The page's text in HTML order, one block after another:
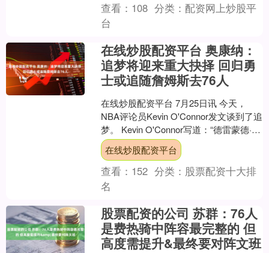
查看： 108 分类： 配资网上炒股平
台
在线炒股配资平台 奥康纳：
追梦将迎来重大抉择 回归勇
士或追随詹姆斯去76人
在线炒股配资平台 7月25日讯 今天，
NBA评论员Kevin O'Connor发文谈到了追
梦。 Kevin O'Connor写道：“德雷蒙德·格
林眼下迎来重大抉....
在线炒股配资平台
查看： 152 分类： 股票配资十大排
名
股票配资的公司 苏群：76人
是费热骑中阵容最完整的 但
高度需提升&最终要对阵文班